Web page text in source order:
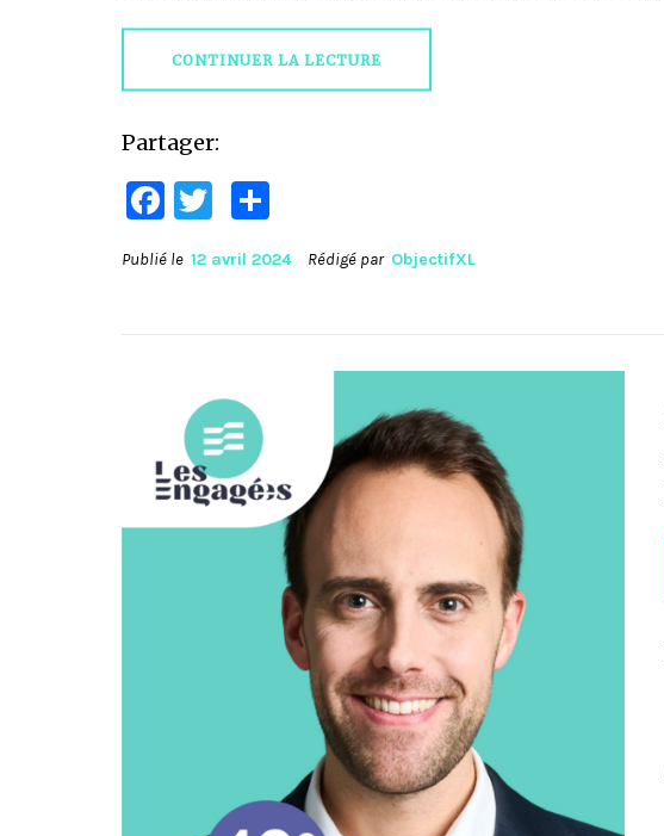
CONTINUER LA LECTURE
Partager:
Facebook
Twitter
Publié le 12 avril 2024 Rédigé par ObjectifXL